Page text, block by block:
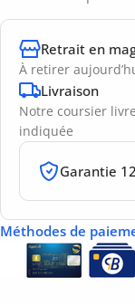
Retrait en
À retirer
Livraison
Notre coursier
indiquée
Garantie
Méthodes de